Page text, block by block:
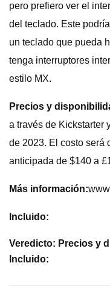
pero prefiero ver el
del teclado. Este
un teclado que pueda
tenga interruptores
estilo MX.
Precios y
a través de Kickstarter
de 2023. El costo será
anticipada de $140 a
Más información:
Incluido:
Veredicto: Precios y
Incluido: